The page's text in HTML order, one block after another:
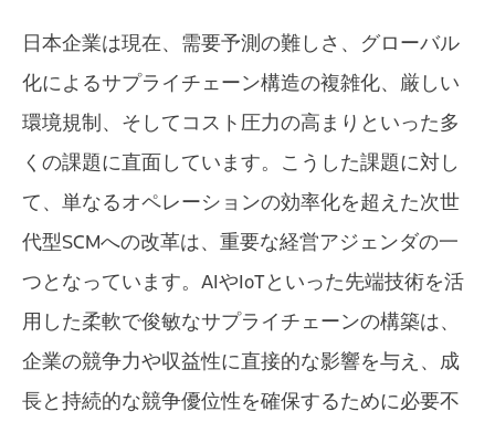
日本企業は現在、需要予測の難しさ、グローバル
化によるサプライチェーン構造の複雑化、厳しい
環境規制、そしてコスト圧力の高まりといった多
くの課題に直面しています。こうした課題に対し
て、単なるオペレーションの効率化を超えた次世
代型SCMへの改革は、重要な経営アジェンダの一
つとなっています。AIやIoTといった先端技術を活
用した柔軟で俊敏なサプライチェーンの構築は、
企業の競争力や収益性に直接的な影響を与え、成
長と持続的な競争優位性を確保するために必要不